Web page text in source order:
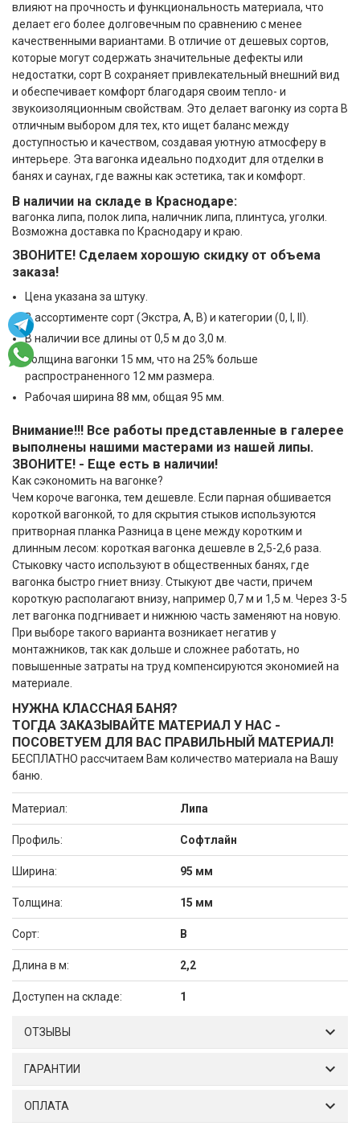
влияют на прочность и функциональность материала, что
делает его более долговечным по сравнению с менее
качественными вариантами. В отличие от дешевых сортов,
которые могут содержать значительные дефекты или
недостатки, сорт B сохраняет привлекательный внешний вид
и обеспечивает комфорт благодаря своим тепло- и
звукоизоляционным свойствам. Это делает вагонку из сорта B
отличным выбором для тех, кто ищет баланс между
доступностью и качеством, создавая уютную атмосферу в
интерьере. Эта вагонка идеально подходит для отделки в
банях и саунах, где важны как эстетика, так и комфорт.
В наличии на складе в Краснодаре:
вагонка липа, полок липа, наличник липа, плинтуса, уголки.
Возможна доставка по Краснодару и краю.
ЗВОНИТЕ! Сделаем хорошую скидку от объема
заказа!
Цена указана за штуку.
В ассортименте сорт (Экстра, А, В) и категории (0, I, II).
В наличии все длины от 0,5 м до 3,0 м.
Толщина вагонки 15 мм, что на 25% больше
распространенного 12 мм размера.
Рабочая ширина 88 мм, общая 95 мм.
Внимание!!! Все работы представленные в галерее
выполнены нашими мастерами из нашей липы.
ЗВОНИТЕ! - Еще есть в наличии!
Как сэкономить на вагонке?
Чем короче вагонка, тем дешевле. Если парная обшивается
короткой вагонкой, то для скрытия стыков используются
притворная планка Разница в цене между коротким и
длинным лесом: короткая вагонка дешевле в 2,5-2,6 раза.
Стыковку часто используют в общественных банях, где
вагонка быстро гниет внизу. Стыкуют две части, причем
короткую располагают внизу, например 0,7 м и 1,5 м. Через 3-5
лет вагонка подгнивает и нижнюю часть заменяют на новую.
При выборе такого варианта возникает негатив у
монтажников, так как дольше и сложнее работать, но
повышенные затраты на труд компенсируются экономией на
материале.
НУЖНА КЛАССНАЯ БАНЯ?
ТОГДА ЗАКАЗЫВАЙТЕ МАТЕРИАЛ У НАС -
ПОСОВЕТУЕМ ДЛЯ ВАС ПРАВИЛЬНЫЙ МАТЕРИАЛ!
БЕСПЛАТНО рассчитаем Вам количество материала на Вашу
баню.
Материал: Липа
Профиль: Софтлайн
Ширина: 95 мм
Толщина: 15 мм
Сорт: В
Длина в м: 2,2
Доступен на складе: 1
ОТЗЫВЫ
ГАРАНТИИ
ОПЛАТА